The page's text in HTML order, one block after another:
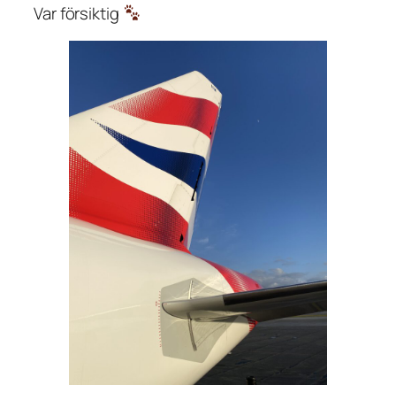
Var försiktig